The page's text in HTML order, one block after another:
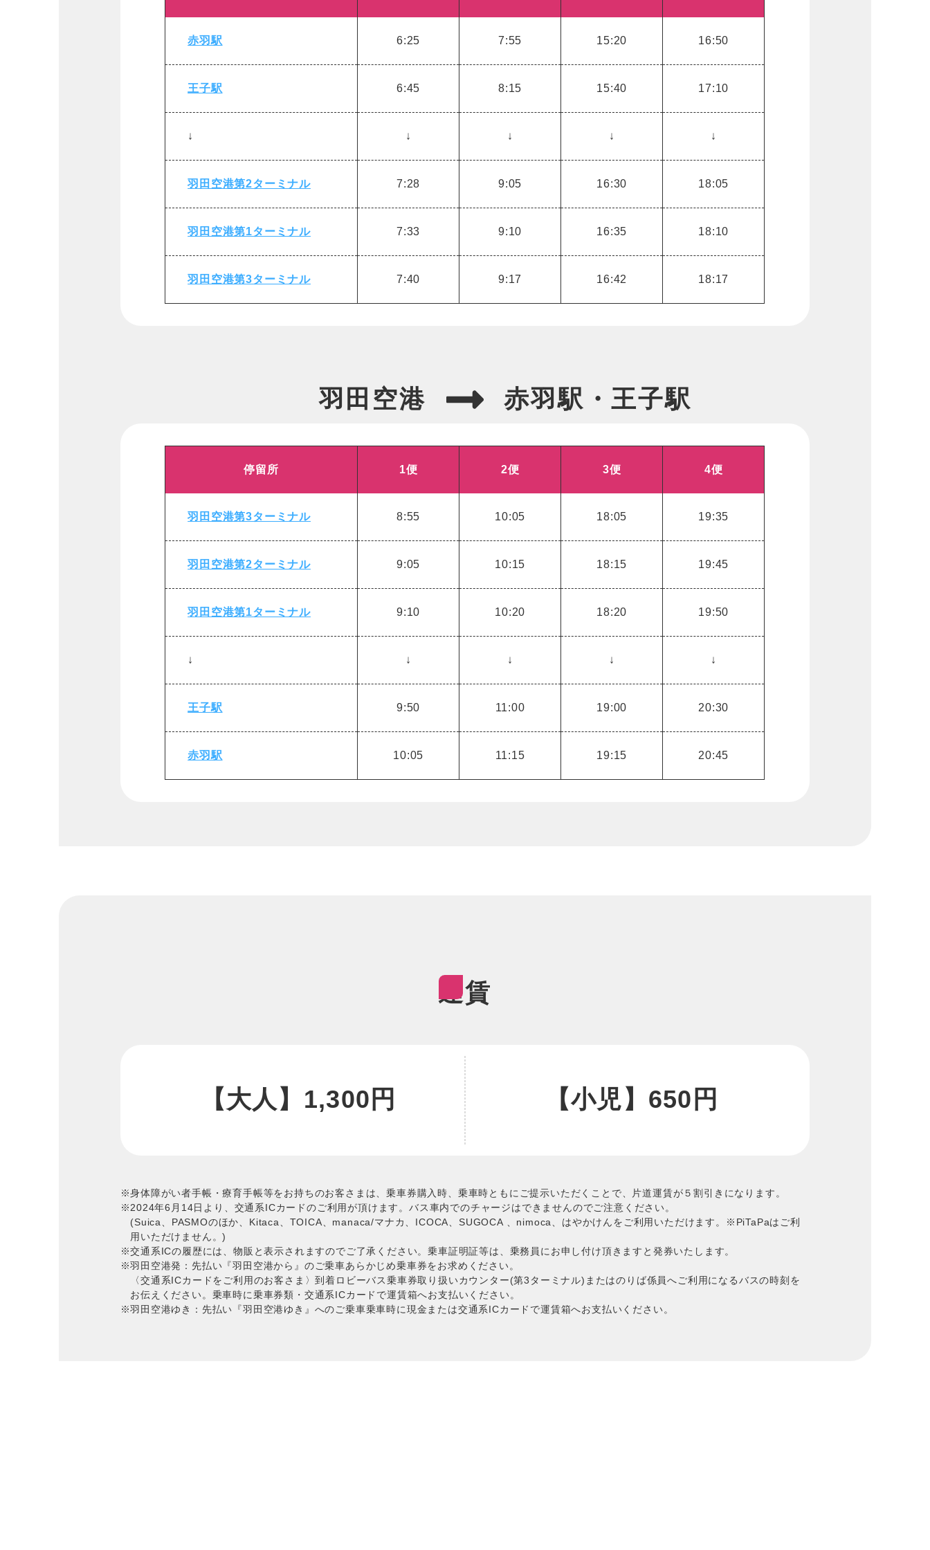
赤羽駅 6:25 7:55 15:20 16:50
王子駅 6:45 8:15 15:40 17:10
↓ ↓ ↓ ↓ ↓
羽田空港第2ターミナル 7:28 9:05 16:30 18:05
羽田空港第1ターミナル 7:33 9:10 16:35 18:10
羽田空港第3ターミナル 7:40 9:17 16:42 18:17
羽田空港 赤羽駅・王子駅
停留所 1便 2便 3便 4便
羽田空港第3ターミナル 8:55 10:05 18:05 19:35
羽田空港第2ターミナル 9:05 10:15 18:15 19:45
羽田空港第1ターミナル 9:10 10:20 18:20 19:50
↓ ↓ ↓ ↓ ↓
王子駅 9:50 11:00 19:00 20:30
赤羽駅 10:05 11:15 19:15 20:45
運賃
【大人】1,300円 【小児】650円
身体障がい者手帳・療育手帳等をお持ちのお客さまは、乗車券購入時、乗車時ともにご提示いただくことで、片道運賃が５割引きになります。
2024年6月14日より、交通系ICカードのご利用が頂けます。バス車内でのチャージはできませんのでご注意ください。
(Suica、PASMOのほか、Kitaca、TOICA、manaca/マナカ、ICOCA、SUGOCA 、nimoca、はやかけんをご利用いただけます。※PiTaPaはご利
用いただけません。)
交通系ICの履歴には、物販と表示されますのでご了承ください。乗車証明証等は、乗務員にお申し付け頂きますと発券いたします。
羽田空港発：先払い『羽田空港から』のご乗車あらかじめ乗車券をお求めください。
〈交通系ICカードをご利用のお客さま〉到着ロビーバス乗車券取り扱いカウンター(第3ターミナル)またはのりば係員へご利用になるバスの時刻を
お伝えください。乗車時に乗車券類・交通系ICカードで運賃箱へお支払いください。
羽田空港ゆき：先払い『羽田空港ゆき』へのご乗車乗車時に現金または交通系ICカードで運賃箱へお支払いください。